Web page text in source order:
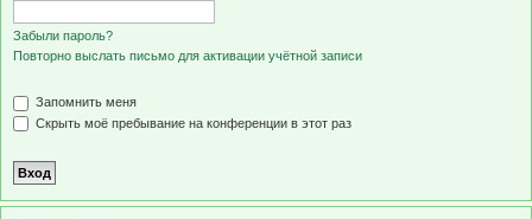
Забыли пароль?
Повторно выслать письмо для активации учётной записи
Запомнить меня
Скрыть моё пребывание на конференции в этот раз